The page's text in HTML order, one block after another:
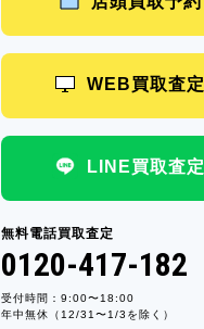
WEB買取査定
LINE買取査定
無料電話買取査定
0120-417-182
受付時間：9:00〜18:00
年中無休（12/31〜1/3を除く）